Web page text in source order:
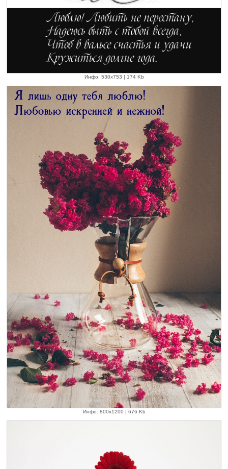
Инфо: 530х753 | 174 Kb
Инфо: 800х1200 | 676 Kb